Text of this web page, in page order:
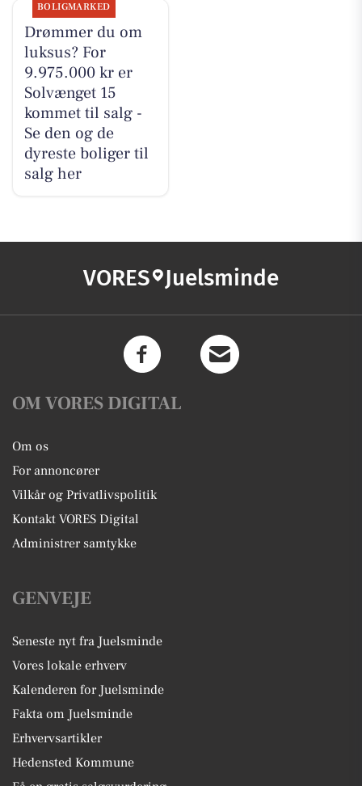
BOLIGMARKED
Drømmer du om
luksus? For
9.975.000 kr er
Solvænget 15
kommet til salg -
Se den og de
dyreste boliger til
salg her
VORES Juelsminde
OM VORES DIGITAL
Om os
For annoncører
Vilkår og Privatlivspolitik
Kontakt VORES Digital
Administrer samtykke
GENVEJE
Seneste nyt fra Juelsminde
Vores lokale erhverv
Kalenderen for Juelsminde
Fakta om Juelsminde
Erhvervsartikler
Hedensted Kommune